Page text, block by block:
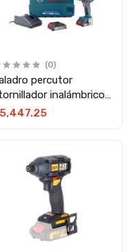
(0)
percutor
inalámbrico
18V-65 Bosch